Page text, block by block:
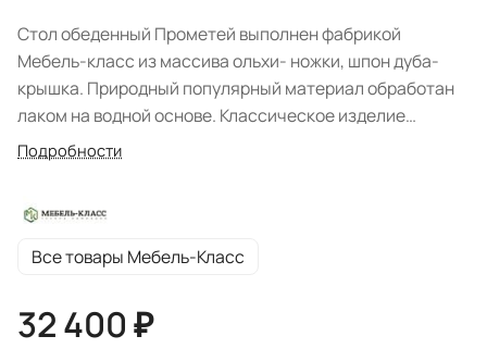
Стол обеденный Прометей выполнен фабрикой
Мебель-класс из массива ольхи- ножки, шпон дуба-
крышка. Природный популярный материал обработан
лаком на водной основе. Классическое изделие
простых форм не привлекает к себе излишнего
гостей при помощи раздвижного механизма. На выбор
представлено множество цветов.
Подробности
Все товары Мебель-Класс
32 400 ₽